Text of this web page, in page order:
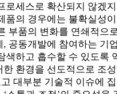
로세스로 확산되지 않겠지
품의 경우에는 불확실성
부품의 변화를 연쇄적으
, 공동개발에 참여하는 기
색하고 흡수할 수 있도록
한 환경을 선도적으로 조
대부분 기술적 이슈에